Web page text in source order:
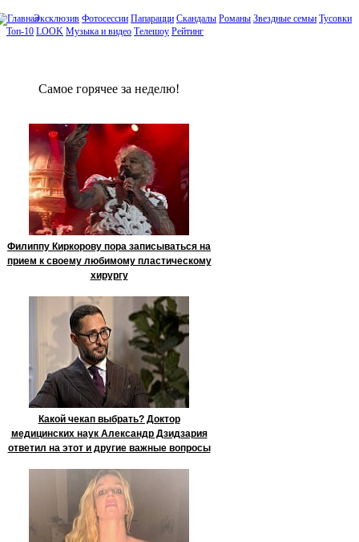
Эксклюзив Фотосессии Папарацци Скандалы Романы Звездные семьи Тусовки
Топ-10 LOOK Музыка и видео Телешоу Рейтинг
Сaмое гoрячее за неделю!
Филиппу Киркорову пора записываться на
прием к своему любимому пластическому
хирургу
Какой чекап выбрать? Доктор
медицинских наук Александр Дзидзария
ответил на этот и другие важные вопросы